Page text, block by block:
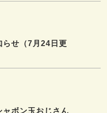
らせ（7月24日更
ャボン玉おじさん